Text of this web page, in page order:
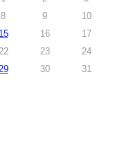
8 9
10
15 16
17
23
24
30 31